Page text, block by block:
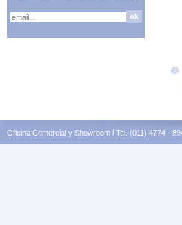
Oficina Comercial y Showroom l Tel. (011) 4774 -